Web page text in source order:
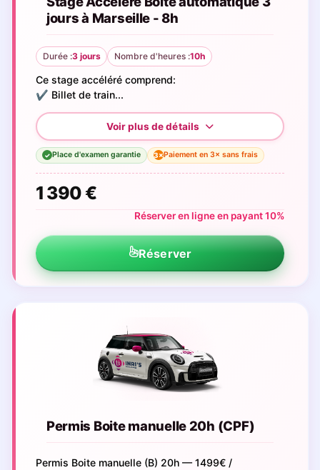
jours à Marseille - 8h
Durée :3 jours Nombre d'heures :10h
Ce stage accéléré comprend:
✔️ Billet de train...
✓ Place d'examen garantie 3×Paiement en 3× sans frais
1 390 €
Réserver en ligne en payant 10%
Réserver
Permis Boite manuelle 20h (CPF)
Permis Boite manuelle (B) 20h — 1499€ /